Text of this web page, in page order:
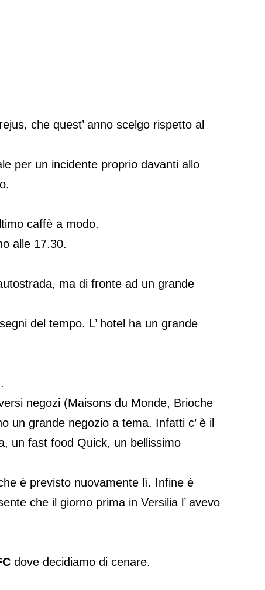
che quest’ anno scelgo rispetto al
per un incidente proprio davanti allo
caffè a modo.
alle 17.30.
ma di fronte ad un grande
del tempo. L’ hotel ha un grande
.
negozi (Maisons du Monde, Brioche
un grande negozio a tema. Infatti c’ è il
un fast food Quick, un bellissimo
è previsto nuovamente lì. Infine è
che il giorno prima in Versilia l’ avevo
dove decidiamo di cenare.